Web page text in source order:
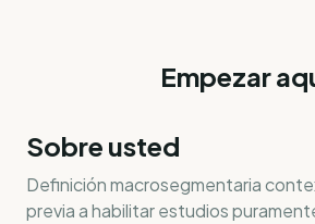
Empezar
Sobre usted
Definición macrosegmentaria
previa a habilitar estudios